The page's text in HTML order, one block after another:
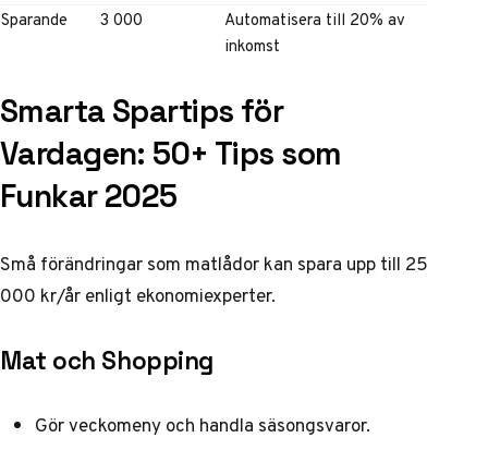
Sparande
3 000
Automatisera till 20% av
inkomst
Smarta Spartips för
Vardagen: 50+ Tips som
Funkar 2025
Små förändringar som matlådor kan spara upp till 25
000 kr/år enligt ekonomiexperter.
Mat och Shopping
Gör veckomeny och handla säsongsvaror.